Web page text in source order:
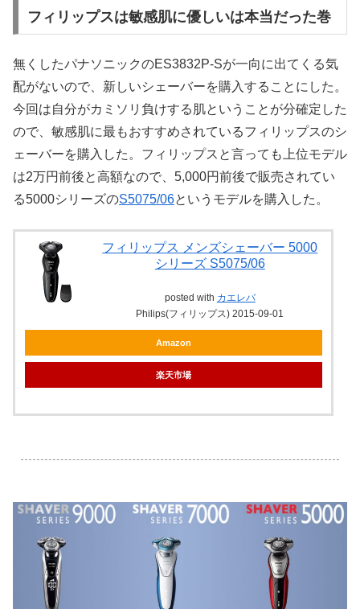
フィリップスは敏感肌に優しいは本当だった巻
無くしたパナソニックのES3832P-Sが一向に出てくる気
配がないので、新しいシェーバーを購入することにした。
今回は自分がカミソリ負けする肌ということが分確定した
ので、敏感肌に最もおすすめされているフィリップスのシ
ェーバーを購入した。フィリップスと言っても上位モデル
は2万円前後と高額なので、5,000円前後で販売されてい
る5000シリーズのS5075/06というモデルを購入した。
フィリップス メンズシェーバー 5000
シリーズ S5075/06
posted with カエレバ
Philips(フィリップス) 2015-09-01
Amazon
楽天市場